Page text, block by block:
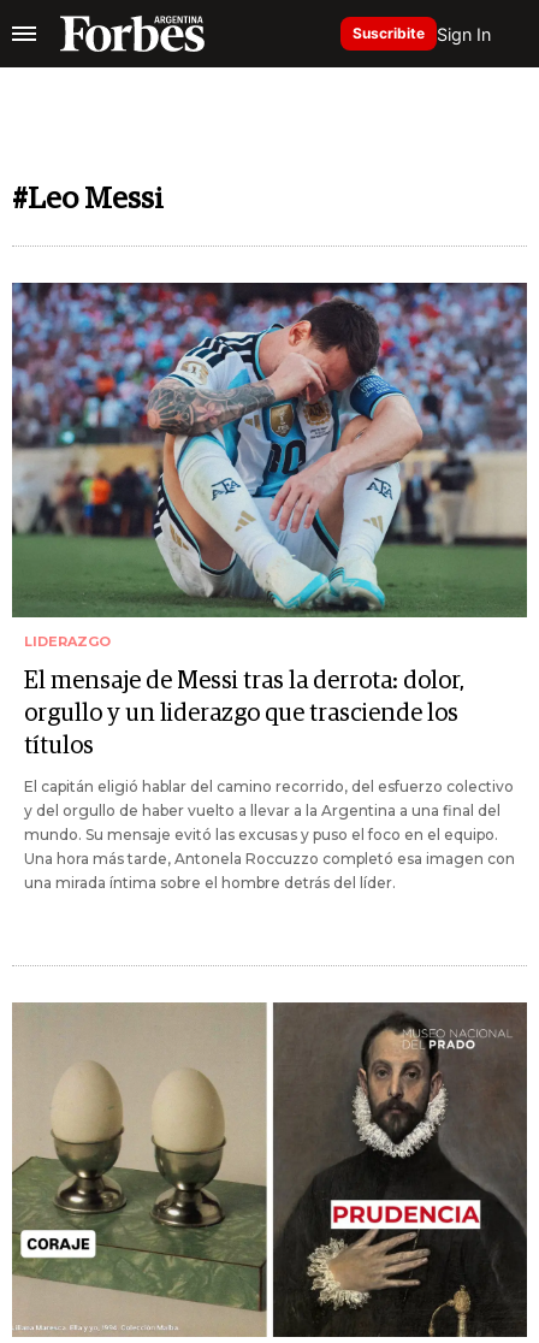
Suscribite Sign In
#Leo Messi
LIDERAZGO
El mensaje de Messi tras la derrota: dolor,
orgullo y un liderazgo que trasciende los
títulos
El capitán eligió hablar del camino recorrido, del esfuerzo colectivo
y del orgullo de haber vuelto a llevar a la Argentina a una final del
mundo. Su mensaje evitó las excusas y puso el foco en el equipo.
Una hora más tarde, Antonela Roccuzzo completó esa imagen con
una mirada íntima sobre el hombre detrás del líder.